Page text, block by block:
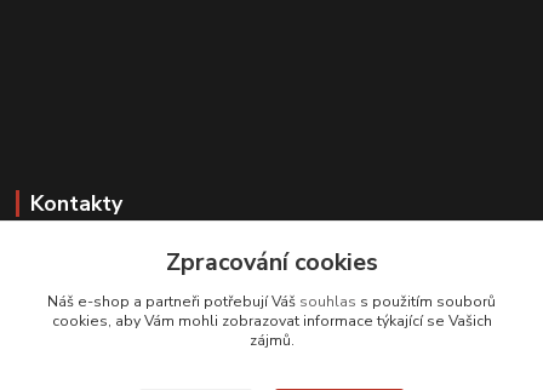
Kontakty
Zákaznická podpora
+420 608 331 344
(Po-Pá, 11-17 hod.; So, 9-12 hod.)
Zpracování cookies
Náš e-shop a partneři potřebují Váš souhlas s použitím souborů
cookies, aby Vám mohli zobrazovat informace týkající se Vašich
zájmů.